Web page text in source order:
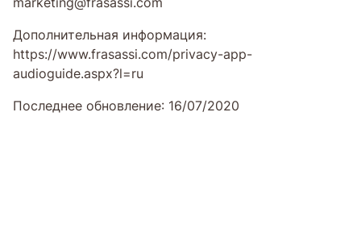
Дополнительная информация:
https://www.frasassi.com/privacy-app-
audioguide.aspx?l=ru
Последнее обновление: 16/07/2020